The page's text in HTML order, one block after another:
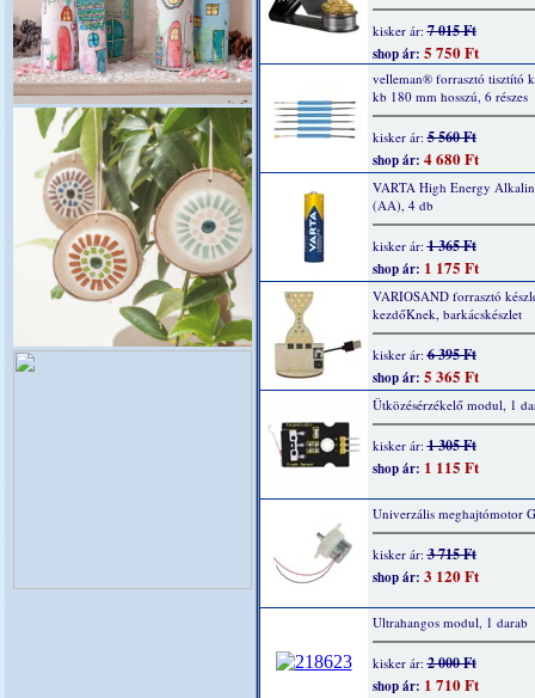
kisker ár:7 015 Ft
shop ár: 5 750 Ft
velleman® forrasztó tisztító
kb 180 mm hosszú, 6 részes
kisker ár:5 560 Ft
shop ár: 4 680 Ft
VARTA High Energy
(AA), 4 db
kisker ár:1 365 Ft
shop ár: 1 175 Ft
VARIOSAND forrasztó
kezdőKnek, barkácskészlet
kisker ár:6 395 Ft
shop ár: 5 365 Ft
Ütközésérzékelő modul, 1
kisker ár:1 305 Ft
shop ár: 1 115 Ft
Univerzális meghajtómotor
kisker ár:3 715 Ft
shop ár: 3 120 Ft
Ultrahangos modul, 1 darab
kisker ár:2 000 Ft
shop ár: 1 710 Ft